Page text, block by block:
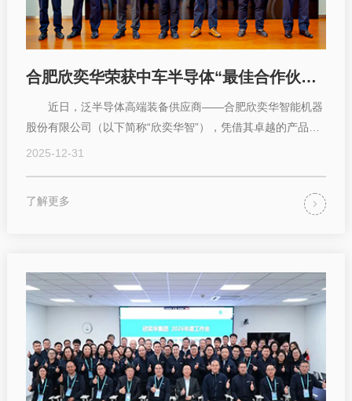
合肥欣奕华荣获中车半导体“最佳合作伙伴奖”，以硬核AMHS技术助推半导体装备自主化
近日，泛半导体高端装备供应商——合肥欣奕华智能机器
股份有限公司（以下简称“欣奕华智”），凭借其卓越的产品性
能、快速的...
2025-12-31
了解更多